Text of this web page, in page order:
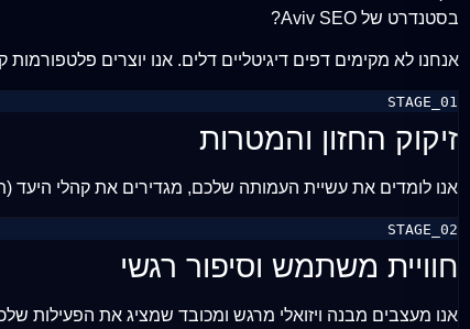
בסטנדרט של Aviv SEO?
אנחנו לא מקימים דפים דיגיטליים דלים. אנו יוצרים
STAGE_01
זיקוק החזון והמטרות
אנו לומדים את עשיית העמותה שלכם, מגדירים את קהלי היעד
STAGE_02
חוויית משתמש וסיפור רגשי
אנו מעצבים מבנה ויזואלי מרגש ומכובד שמציג את הפעילות